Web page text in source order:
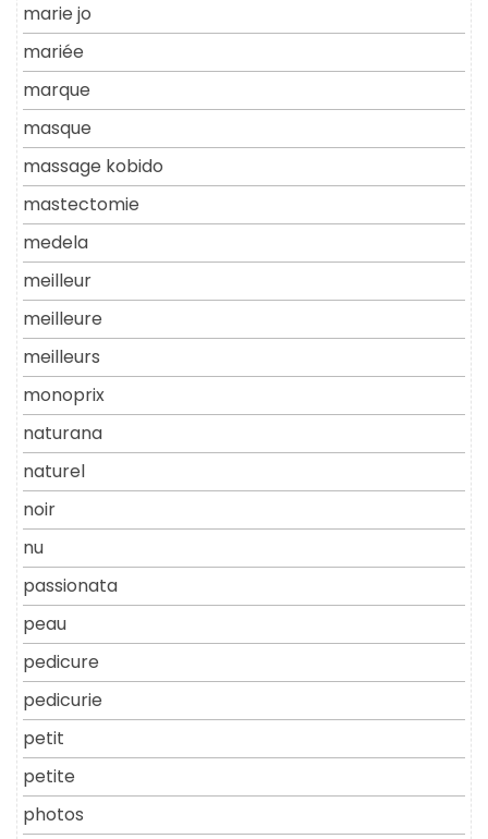
marie jo
mariée
marque
masque
massage kobido
mastectomie
medela
meilleur
meilleure
meilleurs
monoprix
naturana
naturel
noir
nu
passionata
peau
pedicure
pedicurie
petit
petite
photos